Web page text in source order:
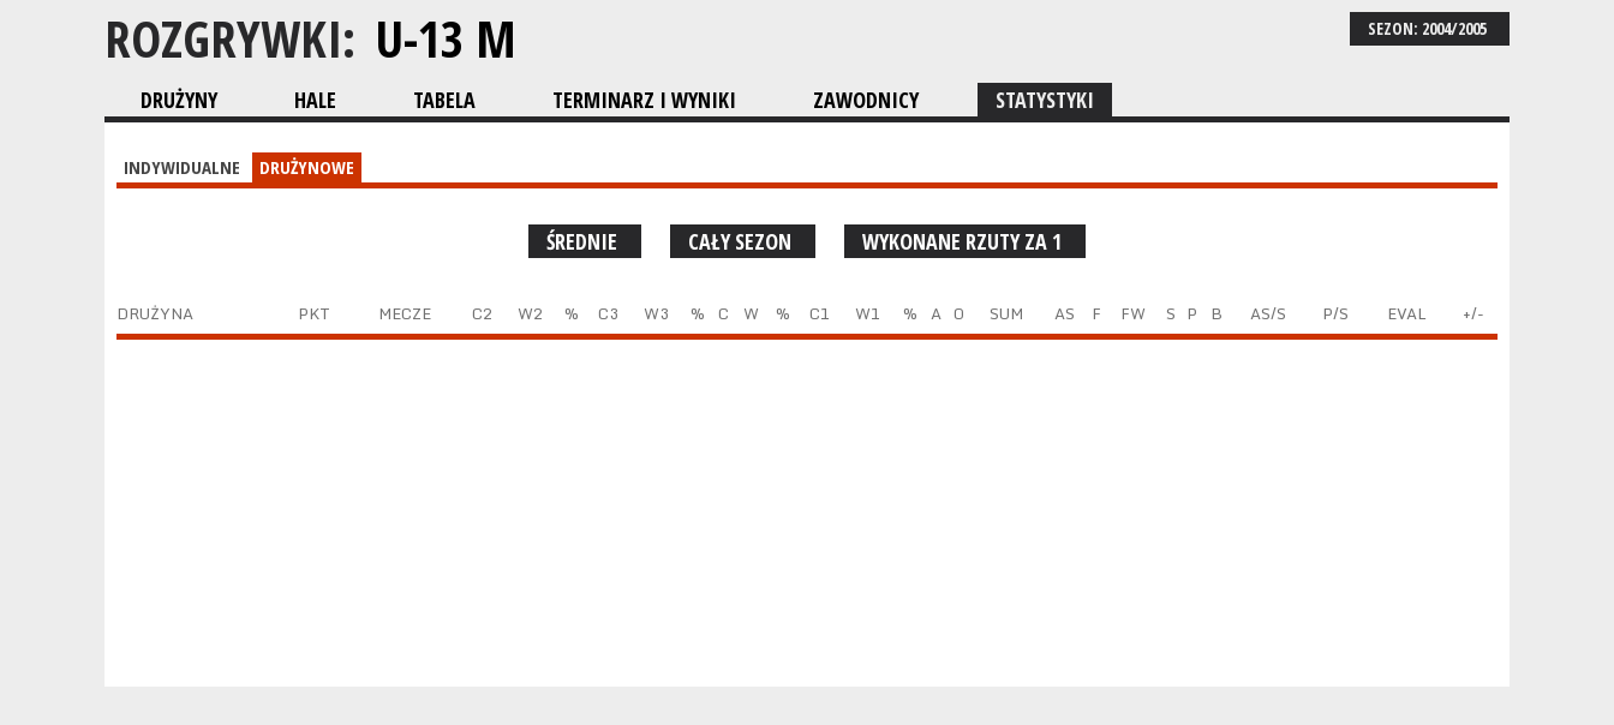
SEZON: 2004/2005
ROZGRYWKI: U-13 M
DRUŻYNY HALE TABELA TERMINARZ I WYNIKI ZAWODNICY STATYSTYKI
INDYWIDUALNE DRUŻYNOWE
ŚREDNIE CAŁY SEZON WYKONANE RZUTY ZA 1
DRUŻYNA PKT MECZE C2 W2 % C3 W3 % C W % C1 W1 % A O SUM AS F FW S P B AS/S P/S EVAL +/-